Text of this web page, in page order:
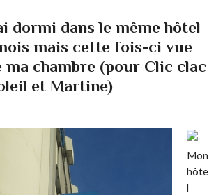
dormi dans le même hôtel
mais cette fois-ci vue
ma chambre (pour Clic clac
et Martine)
Mon
hôte
l